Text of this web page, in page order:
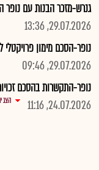
גנרש-מזכר הבנות עם נופר
29.07.2026, 13:36
נופר-הסכם מימון
29.07.2026, 09:46
נופר-התקשרות בהסכם זכויות
24.07.2026, 11:16
הצג